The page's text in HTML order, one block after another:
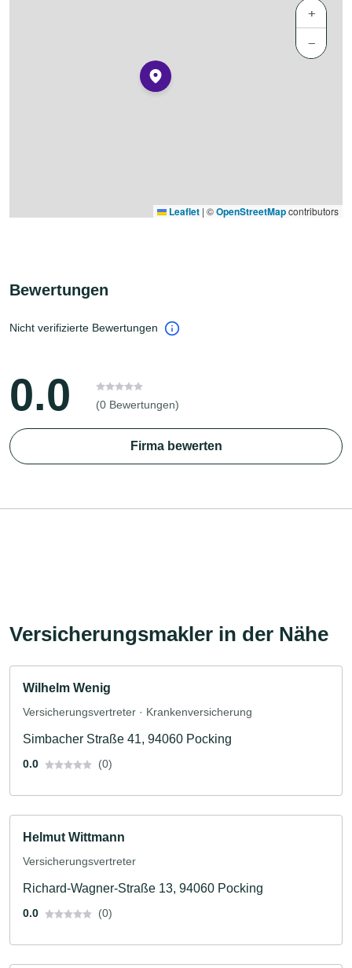
+
−
Leaflet | ©OpenStreetMapcontributors
Bewertungen
Nicht verifizierte Bewertungen
0.0 (0 Bewertungen)
Firma bewerten
Versicherungsmakler in der Nähe
Wilhelm Wenig
Versicherungsvertreter · Krankenversicherung
Simbacher Straße 41, 94060 Pocking
0.0 (0)
Helmut Wittmann
Versicherungsvertreter
Richard-Wagner-Straße 13, 94060 Pocking
0.0 (0)